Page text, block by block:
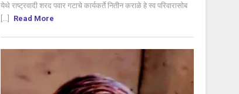
येथे राष्ट्रवादी शरद पवार गटाचे कार्यकर्ते नितीन कराळे हे स्व परिवारासोब
Read More